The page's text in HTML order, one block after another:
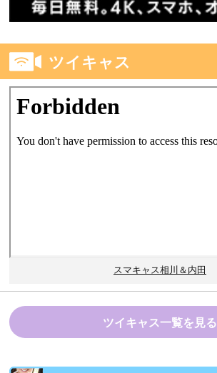
ツイキャス
スマキャス相川＆内田
ツイキャス一覧を見る